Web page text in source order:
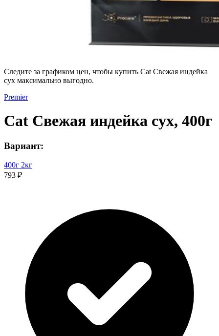
Следите за графиком цен, чтобы купить Cat Свежая индейка
сух максимально выгодно.
Premier
Cat Свежая индейка сух, 400г
Вариант:
400г 2кг
793 ₽